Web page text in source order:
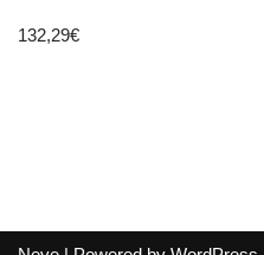
132,29€